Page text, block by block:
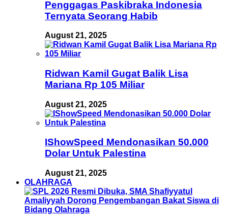
Penggagas Paskibraka Indonesia
Ternyata Seorang Habib
August 21, 2025
Ridwan Kamil Gugat Balik Lisa
Mariana Rp 105 Miliar
August 21, 2025
IShowSpeed Mendonasikan 50.000
Dolar Untuk Palestina
August 21, 2025
OLAHRAGA